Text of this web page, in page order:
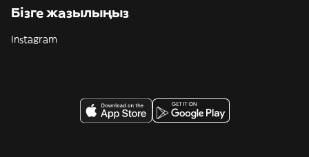
Бізге жазылыңыз
Instagram